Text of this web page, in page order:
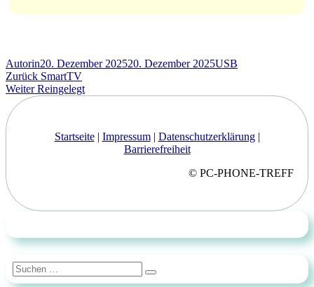
Autor
AutorinVeröffentlicht
am
20. Dezember 202520. Dezember 2025Schlagwörter
USB
Beitragsnavigation
Zurück Vorheriger
Beitrag:
SmartTV
Weiter Nächster
Beitrag:
Reingelegt
Startseite| Impressum| Datenschutzerklärung|
Barrierefreiheit
© PC-PHONE-TREFF
Suchen
nach:
Suchen